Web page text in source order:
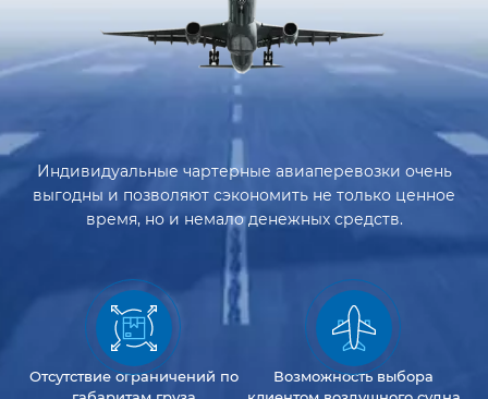
Индивидуальные чартерные авиаперевозки очень
выгодны и позволяют сэкономить не только ценное
время, но и немало денежных средств.
Отсутствиеограничений по
Возможность выбора